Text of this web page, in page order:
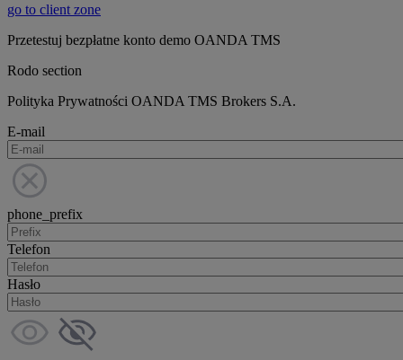
go to client zone
Przetestuj bezpłatne konto demo OANDA TMS
Rodo section
Polityka Prywatności OANDA TMS Brokers S.A.
E-mail
phone_prefix
Telefon
Hasło